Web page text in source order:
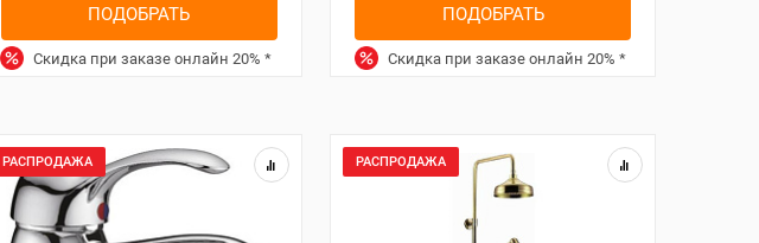
ПОДОБРАТЬ
Скидка при заказе онлайн20%*
ПОДОБРАТЬ
Скидка при заказе онлайн 20% *
РАСПРОДАЖА РАСПРОДАЖА